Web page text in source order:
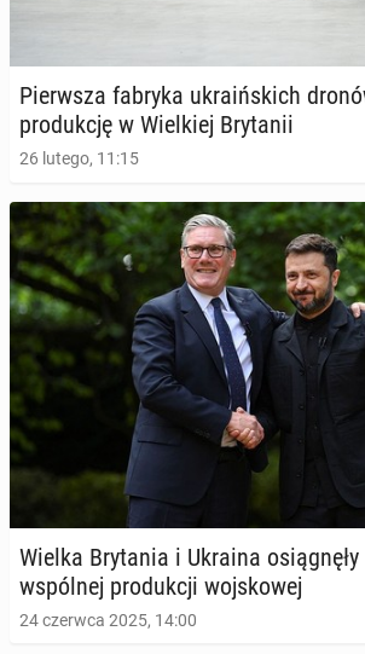
Pierw­sza fabryka ukra­iń­skich
pro­duk­cję w Wiel­kiej Bry­ta­nii
26 lutego, 11:15
Wielka Bry­ta­nia i Ukraina
wspól­nej pro­duk­cji woj­sko­wej
24 czerwca 2025, 14:00